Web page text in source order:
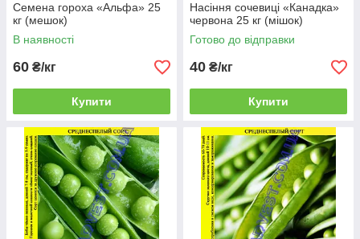
Семена гороха «Альфа» 25
кг (мешок)
В наявності
60 ₴/кг
Купити
Насіння сочевиці «Канадка»
червона 25 кг (мішок)
Готово до відправки
40 ₴/кг
Купити